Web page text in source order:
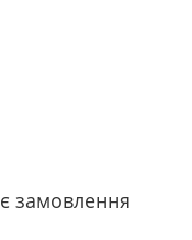
замовлення